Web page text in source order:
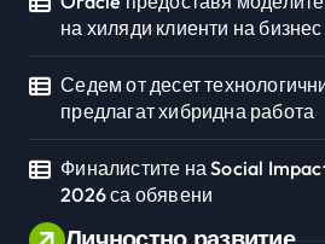
на хиляди клиенти на
Седем от десет
предлагат хибридна работа
Финалистите на Social
2026 са обявени